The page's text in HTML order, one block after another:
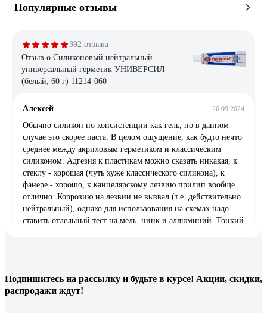
Популярные отзывы
392 отзыва
Отзыв о Силиконовый нейтральный
универсальный герметик УНИВЕРСИЛ
(белый; 60 г) 11214-060
Алексей 26.09.2024
Обычно силикон по консистенции как гель, но в данном
случае это скорее паста. В целом ощущение, как будто нечто
среднее между акриловым герметиком и классическим
силиконом. Адгезия к пластикам можно сказать никакая, к
стеклу - хорошая (чуть хуже классического силикона), к
фанере - хорошо, к канцелярскому лезвию прилип вообще
отлично. Коррозию на лезвии не вызвал (т.е. действительно
нейтральный), однако для использования на схемах надо
ставить отдельный тест на медь, цинк и аллюминий. Тонкий
размягчается, чуток рыхлеет, становится подвержен
остаточной деформации, хотя через неделю восстановился
Подпишитесь на рассылку и будьте в курсе! Акции, скидки,
распродажи ждут!